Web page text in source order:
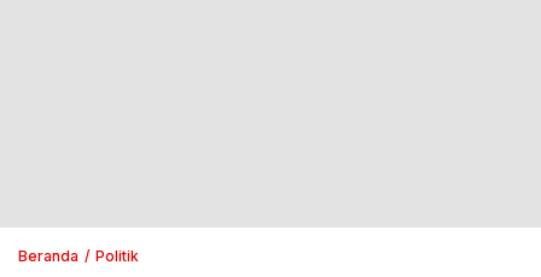
Beranda Politik